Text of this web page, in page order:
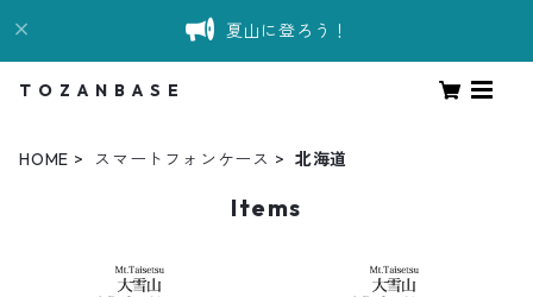
夏山に登ろう！
T O Z A N B A S E
HOME スマートフォンケース 北海道
Items